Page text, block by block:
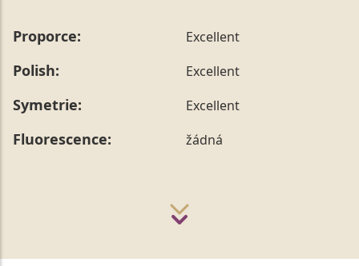
Proporce: Excellent
Polish: Excellent
Symetrie: Excellent
Fluorescence: žádná